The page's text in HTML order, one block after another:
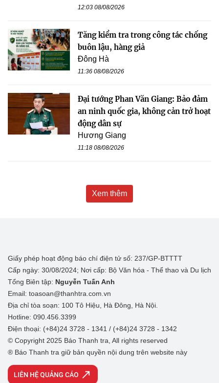
12:03 08/08/2026
Tăng kiểm tra trong công tác chống
buôn lậu, hàng giả
Đông Hà
11:36 08/08/2026
Đại tướng Phan Văn Giang: Bảo đảm
an ninh quốc gia, không cản trở hoạt
động dân sự
Hương Giang
11:18 08/08/2026
Xem thêm
Giấy phép hoạt động báo chí điện tử số: 237/GP-BTTTT
Cấp ngày: 30/08/2024; Nơi cấp: Bộ Văn hóa - Thể thao và Du lịch
Tổng Biên tập: Nguyễn Tuấn Anh
Email: toasoan@thanhtra.com.vn
Địa chỉ tòa soạn: 100 Tô Hiệu, Hà Đông, Hà Nội.
Hotline: 090.456.3399
Điện thoại: (+84)24 3728 - 1341 / (+84)24 3728 - 1342
© Copyright 2025 Báo Thanh tra, All rights reserved
® Báo Thanh tra giữ bản quyền nội dung trên website này
LIÊN HỆ QUẢNG CÁO